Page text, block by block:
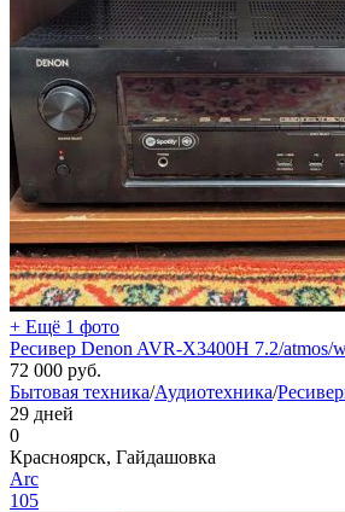
+ Ещё 1 фото
Ресивер Denon AVR-X3400H 7.2/atmos/
72 000 руб.
Бытовая техника/Аудиотехника/
29 дней
0
Красноярск, Гайдашовка
Arc
105